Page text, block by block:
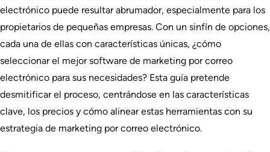
electrónico puede resultar abrumador, especialmente para los
propietarios de pequeñas empresas. Con un sinfín de opciones,
cada una de ellas con características únicas, ¿cómo
seleccionar el mejor software de marketing por correo
electrónico para sus necesidades? Esta guía pretende
desmitificar el proceso, centrándose en las características
clave, los precios y cómo alinear estas herramientas con su
estrategia de marketing por correo electrónico.